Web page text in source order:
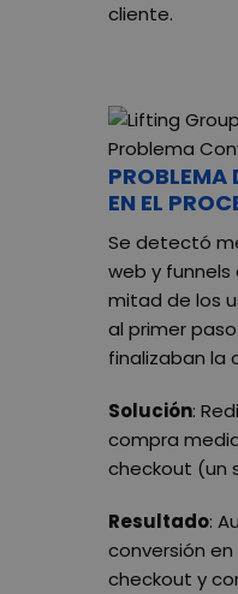
cliente.
PROBLEMA
EN EL
Se detectó
web y
mitad de los
al primer
finalizaban la
Solución:
compra
checkout (un
Resultado:
conversión
checkout y